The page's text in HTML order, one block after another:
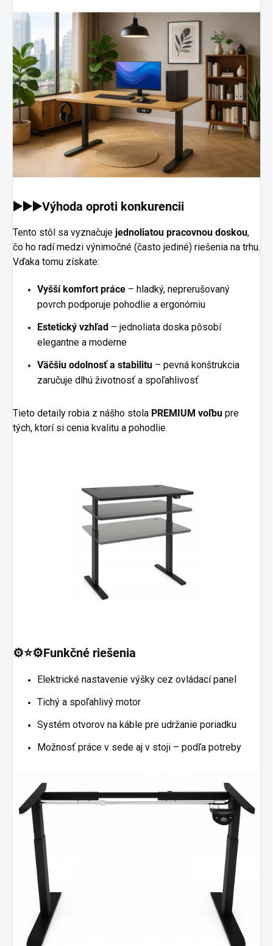
▶️▶️▶️Výhoda oproti konkurencii
Tento stôl sa vyznačuje jednoliatou pracovnou doskou,
čo ho radí medzi výnimočné (často jediné) riešenia na trhu.
Vďaka tomu získate:
Vyšší komfort práce – hladký, neprerušovaný
povrch podporuje pohodlie a ergonómiu
Estetický vzhľad – jednoliata doska pôsobí
elegantne a moderne
Väčšiu odolnosť a stabilitu – pevná konštrukcia
zaručuje dlhú životnosť a spoľahlivosť
Tieto detaily robia z nášho stola PREMIUM voľbu pre
tých, ktorí si cenia kvalitu a pohodlie
⚙️⭐⚙️Funkčné riešenia
Elektrické nastavenie výšky cez ovládací panel
Tichý a spoľahlivý motor
Systém otvorov na káble pre udržanie poriadku
Možnosť práce v sede aj v stoji – podľa potreby